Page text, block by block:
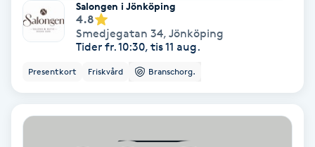
Pigmentfläckar
Plastikkirurgi
Powder brows
Salongen i Jönköping
4.8
Smedjegatan 34, Jönköping
Tider fr. 10:30, tis 11 aug.
Presentkort Friskvård Branschorg.